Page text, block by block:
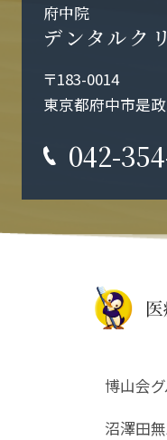
府中院
デンタルク
〒183-0014
東京都府中市是
042-
博山会
沼澤田